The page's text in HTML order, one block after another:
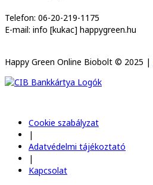
Telefon: 06-20-219-1175
E-mail: info [kukac] happygreen.hu
Happy Green Online Biobolt © 2025 |
Cookie szabályzat
|
Adatvédelmi tájékoztató
|
Kapcsolat